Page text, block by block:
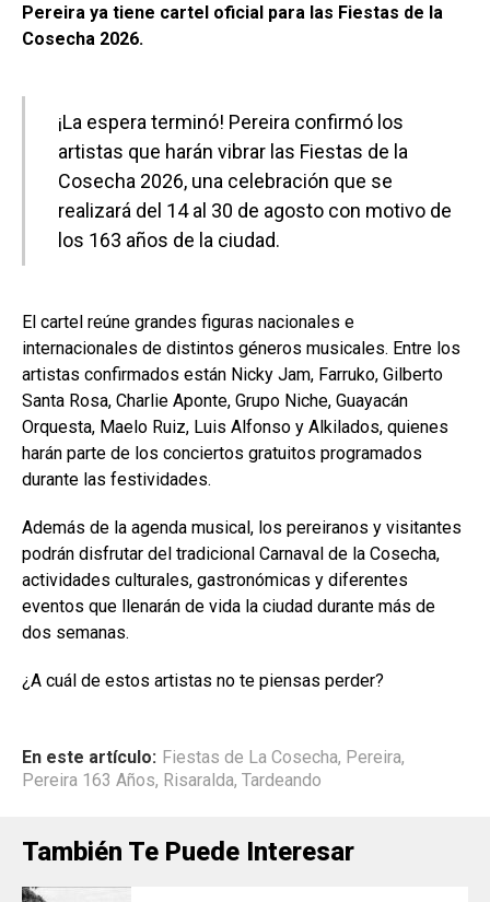
Pereira ya tiene cartel oficial para las Fiestas de la
Cosecha 2026.
¡La espera terminó! Pereira confirmó los
artistas que harán vibrar las Fiestas de la
Cosecha 2026, una celebración que se
realizará del 14 al 30 de agosto con motivo de
los 163 años de la ciudad.
El cartel reúne grandes figuras nacionales e
internacionales de distintos géneros musicales. Entre los
artistas confirmados están Nicky Jam, Farruko, Gilberto
Santa Rosa, Charlie Aponte, Grupo Niche, Guayacán
Orquesta, Maelo Ruiz, Luis Alfonso y Alkilados, quienes
harán parte de los conciertos gratuitos programados
durante las festividades.
Además de la agenda musical, los pereiranos y visitantes
podrán disfrutar del tradicional Carnaval de la Cosecha,
actividades culturales, gastronómicas y diferentes
eventos que llenarán de vida la ciudad durante más de
dos semanas.
¿A cuál de estos artistas no te piensas perder?
En este artículo: Fiestas de La Cosecha, Pereira,
Pereira 163 Años, Risaralda, Tardeando
También Te Puede Interesar